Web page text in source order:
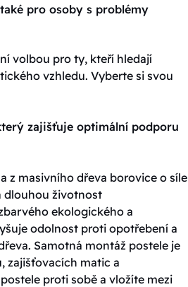
pro osoby s problémy
volbou pro ty, kteří hledají
vzhledu. Vyberte si svou
zajišťuje optimální podporu
z masivního dřeva borovice o síle
dlouhou životnost
ekologického a
odolnost proti opotřebení a
Samotná montáž postele je
zajišťovacích matic a
proti sobě a vložíte mezi